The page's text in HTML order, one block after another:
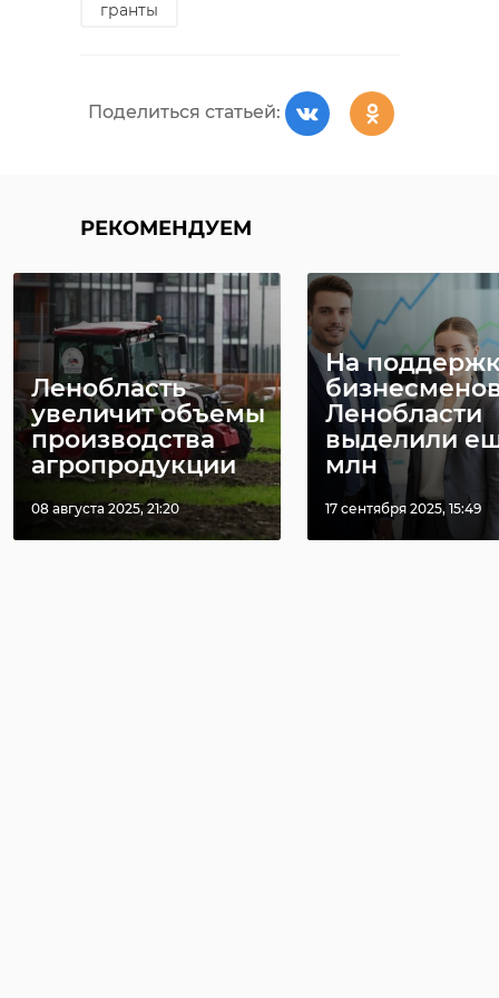
гранты
Поделиться статьей:
РЕКОМЕНДУЕМ
Ленобласть
увеличит объемы
производства
агропродукции
08 августа 2025, 21:20
На
Ленобласти
выделили
млн
17 сентября 2025, 15:49